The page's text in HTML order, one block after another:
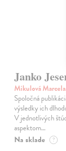
Janko
Mikulová
Spoločná
výsledky ich
V jednotlivých
aspektom…
Na sklade ?